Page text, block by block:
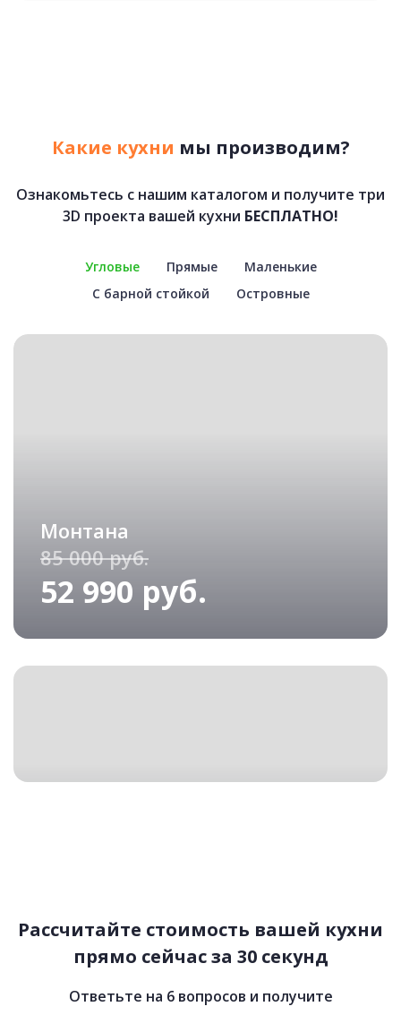
Какие кухни мы производим?
Ознакомьтесь с нашим каталогом и получите три
3D проекта вашей кухни БЕСПЛАТНО!
Угловые Прямые
Маленькие
С барной стойкой
Островные
Монтана
85 000 руб.
52 990 руб.
50 109 руб.
Рассчитайте стоимость вашей кухни
прямо сейчас за 30 секунд
Ответьте на 6 вопросов и получите